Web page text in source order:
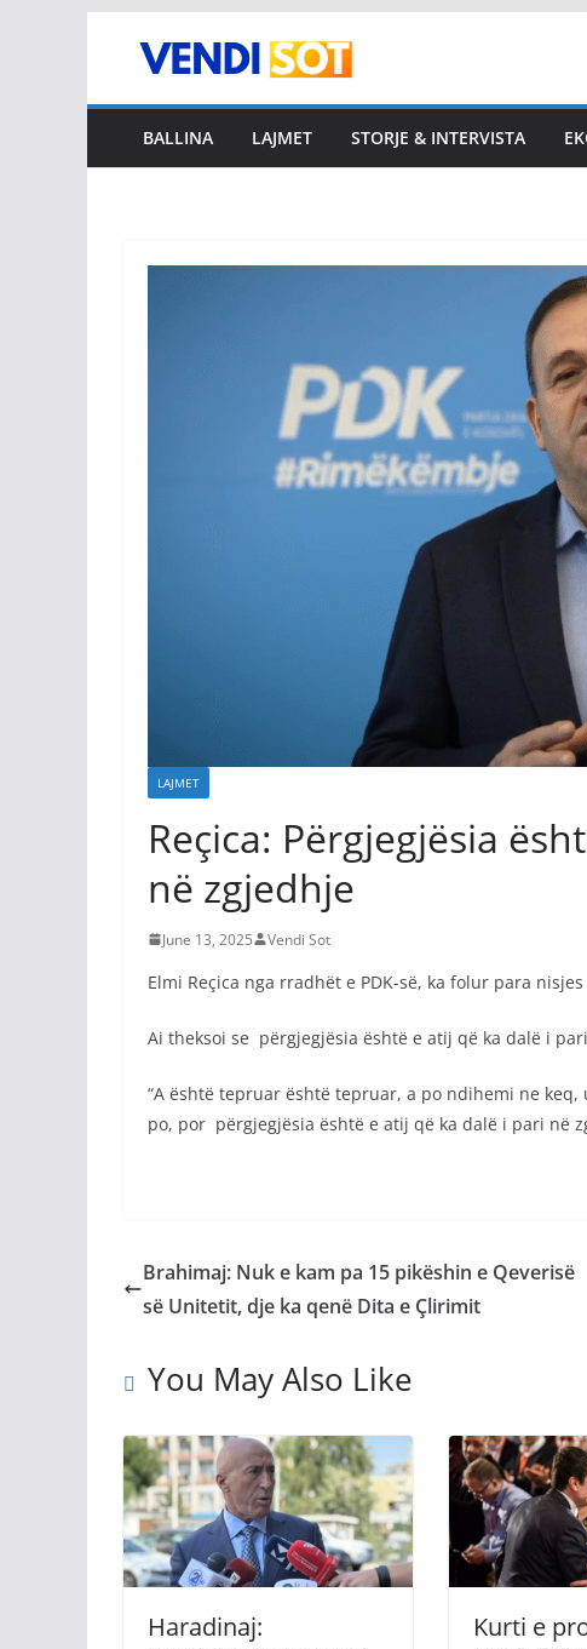
BALLINA LAJMET STORJE & INTERVISTA
LAJMET
Reçica: Përgjegjësia
në zgjedhje
June 13, 2025 Vendi Sot
Elmi Reçica nga rradhët e PDK-së, ka folur para
Ai theksoi se përgjegjësia është e atij që ka dalë i
“A është tepruar është tepruar, a po ndihemi ne
po, por përgjegjësia është e atij që ka dalë i pari në
Brahimaj: Nuk e kam pa 15 pikëshin e Qeverisë
së Unitetit, dje ka qenë Dita e Çlirimit
You May Also Like
Haradinaj:
Kurti e